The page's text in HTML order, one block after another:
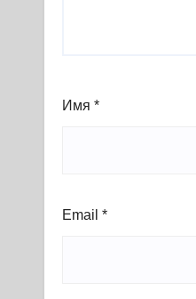
Имя *
Email *